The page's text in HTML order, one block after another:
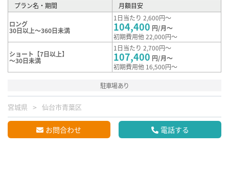
プラン名・期間 月額目安
ロング
30日以上～360日未満
1日当たり 2,600円～
104,400 円/月～
初期費用他 22,000円～
ショート【7日以上】
～30日未満
1日当たり 2,700円～
107,400 円/月～
初期費用他 16,500円～
駐車場あり
宮城県 仙台市青葉区
お問合わせ 電話する